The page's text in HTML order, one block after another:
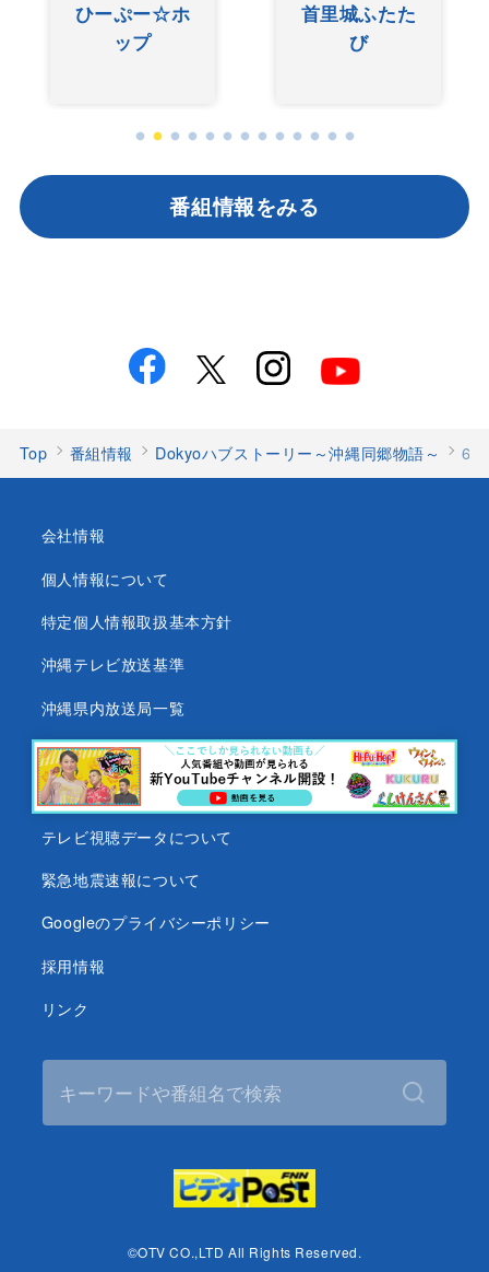
ぐしけんさん
りんのい～あ
んべぇ
番組情報をみる
Top 番組情報 Dokyoハブストーリー～沖縄同郷物語～ 6
会社情報
個人情報について
特定個人情報取扱基本方針
沖縄テレビ放送基準
沖縄県内放送局一覧
番組審議会
沖縄テレビ名義の後援依頼について
テレビ視聴データについて
緊急地震速報について
Googleのプライバシーポリシー
採用情報
リンク
©OTV CO.,LTD All Rights Reserved.